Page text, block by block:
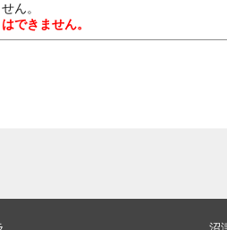
ん。
できません。